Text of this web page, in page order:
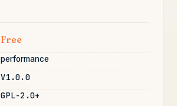
Free
performance
V1.0.0
GPL-2.0+